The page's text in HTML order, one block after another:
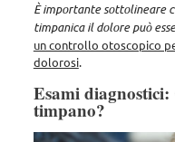
È importante sottolineare
timpanica il dolore può
un controllo otoscopico
dolorosi.
Esami
timpano?